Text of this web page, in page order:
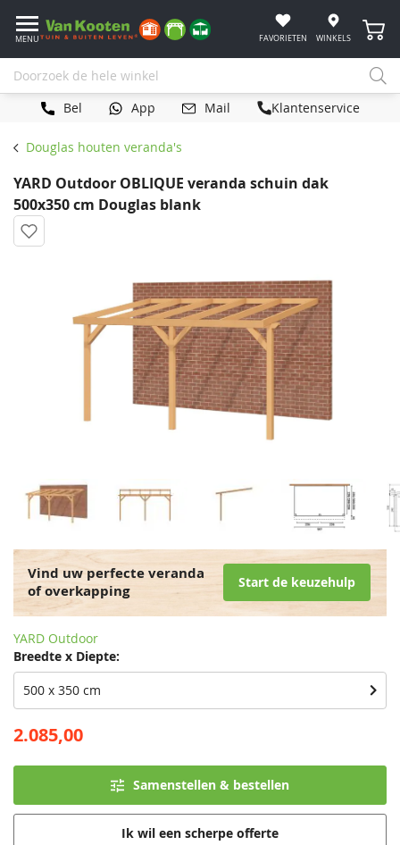
MENU FAVORIETEN WINKELS
Bel App Mail Klantenservice
Douglas houten veranda's
YARD Outdoor OBLIQUE veranda schuin dak
500x350 cm Douglas blank
Vind uw perfecte veranda
of overkapping
Start de keuzehulp
YARD Outdoor
Breedte x Diepte:
500 x 350 cm
2.085,00
Samenstellen & bestellen
Ik wil een scherpe offerte